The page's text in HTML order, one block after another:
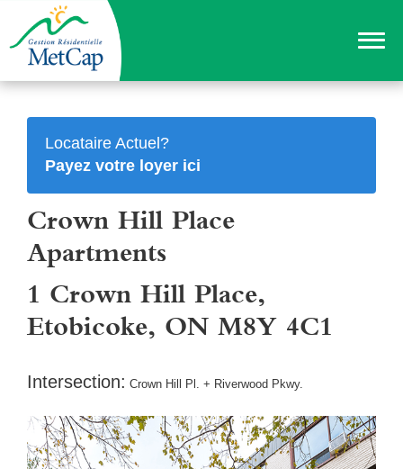
Locataire Actuel?
Payez votre loyer ici
Crown Hill Place
Apartments
1 Crown Hill Place,
Etobicoke, ON M8Y 4C1
Intersection: Crown Hill Pl. + Riverwood Pkwy.